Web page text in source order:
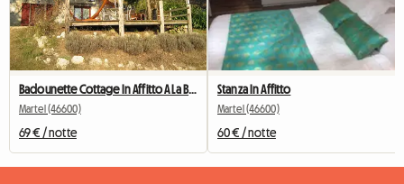
Badounette Cottage In Affitto A La Badounerie
Martel (46600)
69 € / notte
Stanza In Affitto
Martel (46600)
60 € / notte